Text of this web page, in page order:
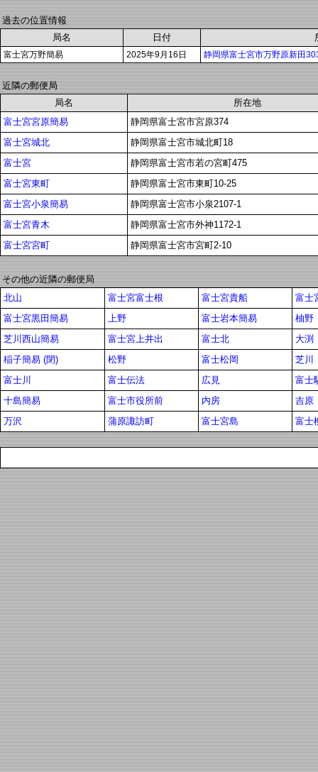
過去の位置情報
局名
日付
富士宮万野簡易 2025年9月16日 静岡県富士宮市万野原新田
近隣の郵便局
局名
所在地
富士宮宮原簡易
静岡県富士宮市宮原374
富士宮城北
静岡県富士宮市城北町18
富士宮
静岡県富士宮市若の宮町475
富士宮東町
静岡県富士宮市東町10-25
富士宮小泉簡易
静岡県富士宮市小泉2107-1
富士宮青木
静岡県富士宮市外神1172-1
富士宮宮町
静岡県富士宮市宮町2-10
その他の近隣の郵便局
北山
富士宮富士根 富士宮貴船
富士
富士宮黒田簡易
上野 富士岩本簡易
柚野
芝川西山簡易
富士宮上井出 富士北
大渕
稲子簡易 (閉)
松野 富士松岡
芝川
富士川
富士伝法 広見
富士
十島簡易
富士市役所前 内房
吉原
万沢
蒲原諏訪町 富士宮島 富士